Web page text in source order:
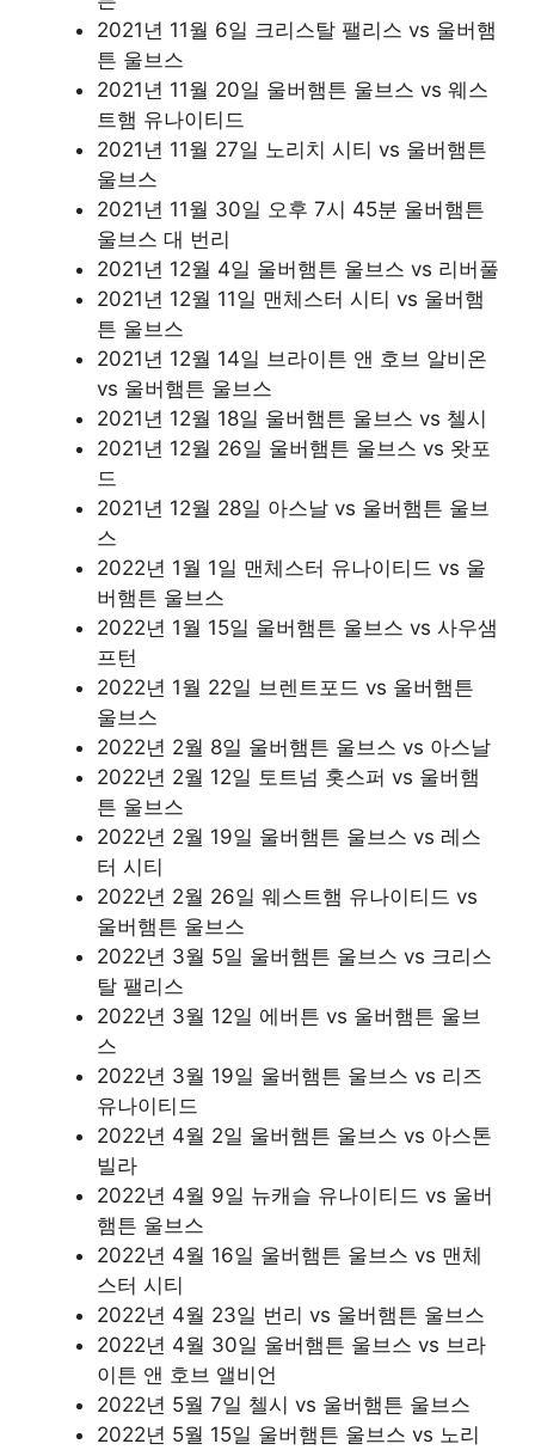
2021년 11월 6일 크리스탈 팰리스 vs 울버햄
튼 울브스
2021년 11월 20일 울버햄튼 울브스 vs 웨스
트햄 유나이티드
2021년 11월 27일 노리치 시티 vs 울버햄튼
울브스
2021년 11월 30일 오후 7시 45분 울버햄튼
울브스 대 번리
2021년 12월 4일 울버햄튼 울브스 vs 리버풀
2021년 12월 11일 맨체스터 시티 vs 울버햄
튼 울브스
2021년 12월 14일 브라이튼 앤 호브 알비온
vs 울버햄튼 울브스
2021년 12월 18일 울버햄튼 울브스 vs 첼시
2021년 12월 26일 울버햄튼 울브스 vs 왓포
드
2021년 12월 28일 아스날 vs 울버햄튼 울브
스
2022년 1월 1일 맨체스터 유나이티드 vs 울
버햄튼 울브스
2022년 1월 15일 울버햄튼 울브스 vs 사우샘
프턴
2022년 1월 22일 브렌트포드 vs 울버햄튼
울브스
2022년 2월 8일 울버햄튼 울브스 vs 아스날
2022년 2월 12일 토트넘 홋스퍼 vs 울버햄
튼 울브스
2022년 2월 19일 울버햄튼 울브스 vs 레스
터 시티
2022년 2월 26일 웨스트햄 유나이티드 vs
울버햄튼 울브스
2022년 3월 5일 울버햄튼 울브스 vs 크리스
탈 팰리스
2022년 3월 12일 에버튼 vs 울버햄튼 울브
스
2022년 3월 19일 울버햄튼 울브스 vs 리즈
유나이티드
2022년 4월 2일 울버햄튼 울브스 vs 아스톤
빌라
2022년 4월 9일 뉴캐슬 유나이티드 vs 울버
햄튼 울브스
2022년 4월 16일 울버햄튼 울브스 vs 맨체
스터 시티
2022년 4월 23일 번리 vs 울버햄튼 울브스
2022년 4월 30일 울버햄튼 울브스 vs 브라
이튼 앤 호브 앨비언
2022년 5월 7일 첼시 vs 울버햄튼 울브스
2022년 5월 15일 울버햄튼 울브스 vs 노리